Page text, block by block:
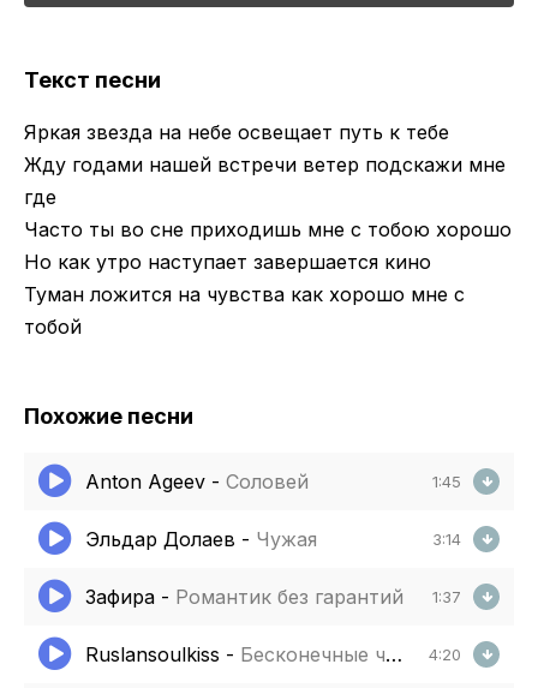
Текст песни
Яркая звезда на небе освещает путь к тебе
Жду годами нашей встречи ветер подскажи мне
где
Часто ты во сне приходишь мне с тобою хорошо
Но как утро наступает завершается кино
Туман ложится на чувства как хорошо мне с
тобой
Похожие песни
Anton Ageev - Соловей 1:45
Эльдар Долаев - Чужая 3:14
Зафира - Романтик без гарантий 1:37
Ruslansoulkiss - Бесконечные чувства 4:20